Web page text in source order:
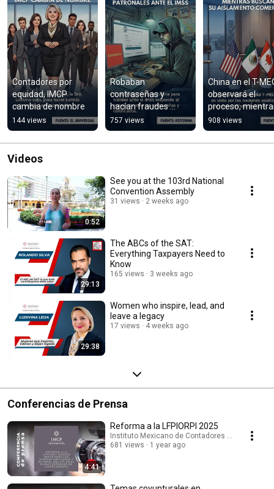
Contadores por
equidad, IMCP
cambia de nombre
144 views
Robaban
contraseñas y
hacían fraudes
patronales ante el
IMSS
757 views
China en el T-
observará el
proceso,
buscan su
aislamiento
comercial
908 views
Videos
0:52
See you at the 103rd National
Convention Assembly
31 views 2 weeks ago
29:13
The ABCs of the SAT:
Everything Taxpayers Need to
Know
165 views 3 weeks ago
29:38
Women who inspire, lead, and
leave a legacy
17 views 4 weeks ago
Conferencias de Prensa
4:41
Reforma a la LFPIORPI 2025
Instituto Mexicano de Contadores Públicos
681 views
1 year ago